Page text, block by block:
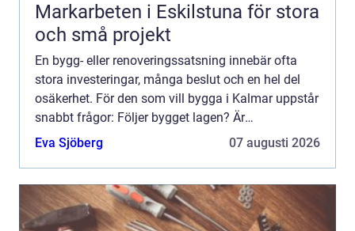
Markarbeten i Eskilstuna för stora
och små projekt
En bygg- eller renoveringssatsning innebär ofta
stora investeringar, många beslut och en hel del
osäkerhet. För den som vill bygga i Kalmar uppstår
snabbt frågor: Följer bygget lagen? Är
handlingarna kompletta? Vem ser till att
Eva Sjöberg 07 augusti 2026